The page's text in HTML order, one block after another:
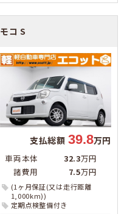
モコS
支払総額 39.8万円
車両本体 32.3万円
諸費用
7.5万円
(1ヶ月保証(又は走行距離
1,000km))
定期点検整備付き